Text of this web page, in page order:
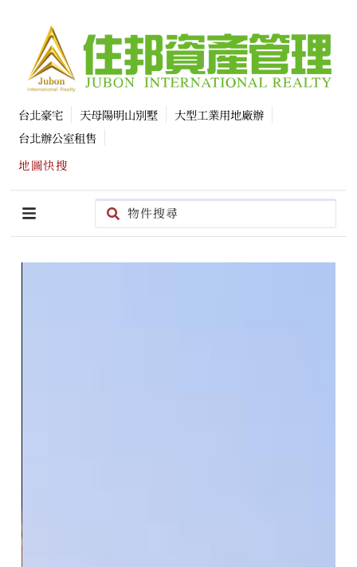
台北豪宅 天母陽明山別墅
大型工業用地廠辦
台北辦公室租售
地圖快搜